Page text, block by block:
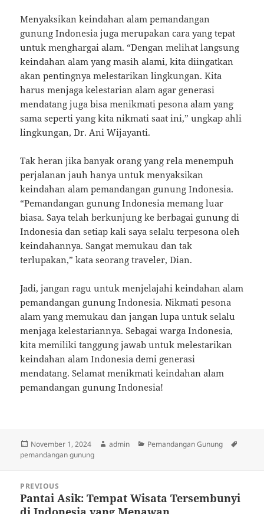
Menyaksikan keindahan alam pemandangan
gunung Indonesia juga merupakan cara yang tepat
untuk menghargai alam. “Dengan melihat langsung
keindahan alam yang masih alami, kita diingatkan
akan pentingnya melestarikan lingkungan. Kita
harus menjaga kelestarian alam agar generasi
mendatang juga bisa menikmati pesona alam yang
sama seperti yang kita nikmati saat ini,” ungkap ahli
lingkungan, Dr. Ani Wijayanti.
Tak heran jika banyak orang yang rela menempuh
perjalanan jauh hanya untuk menyaksikan
keindahan alam pemandangan gunung Indonesia.
“Pemandangan gunung Indonesia memang luar
biasa. Saya telah berkunjung ke berbagai gunung di
Indonesia dan setiap kali saya selalu terpesona oleh
keindahannya. Sangat memukau dan tak
terlupakan,” kata seorang traveler, Dian.
Jadi, jangan ragu untuk menjelajahi keindahan alam
pemandangan gunung Indonesia. Nikmati pesona
alam yang memukau dan jangan lupa untuk selalu
menjaga kelestariannya. Sebagai warga Indonesia,
kita memiliki tanggung jawab untuk melestarikan
keindahan alam Indonesia demi generasi
mendatang. Selamat menikmati keindahan alam
pemandangan gunung Indonesia!
Posted
on
November 1, 2024 Author
admin Categories
Pemandangan Gunung
pemandangan gunung
navigation
PREVIOUS
Previous
Pantai Asik: Tempat Wisata Tersembunyi